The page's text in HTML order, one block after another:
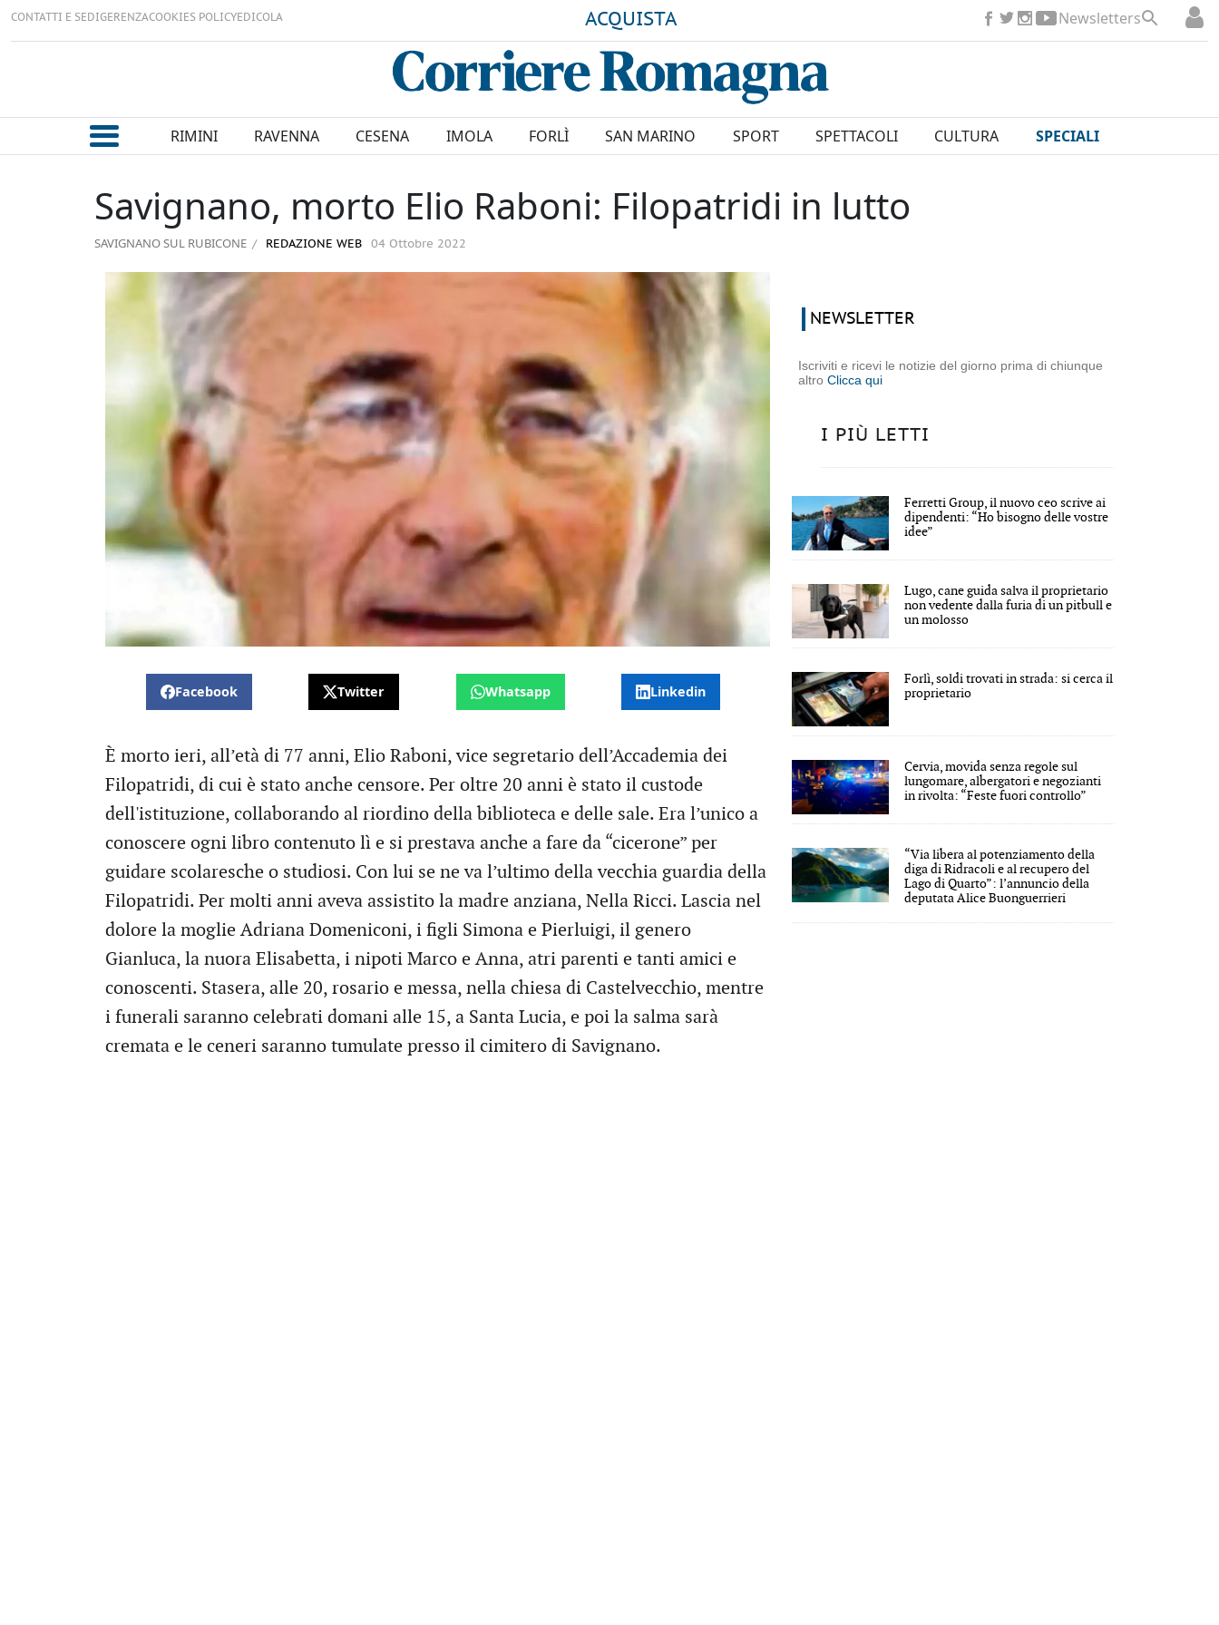
CONTATTI E SEDIGERENZACOOKIES POLICYEDICOLA ACQUISTA Newsletters
RIMINI RAVENNA CESENA IMOLA FORLÌ SAN MARINO SPORT SPETTACOLI CULTURA SPECIALI
Savignano, morto Elio Raboni: Filopatridi in lutto
SAVIGNANO SUL RUBICONE REDAZIONE WEB 04 Ottobre 2022
Facebook Twitter Whatsapp Linkedin
È morto ieri, all’età di 77 anni, Elio Raboni, vice segretario dell’Accademia dei
Filopatridi, di cui è stato anche censore. Per oltre 20 anni è stato il custode
dell'istituzione, collaborando al riordino della biblioteca e delle sale. Era l’unico a
conoscere ogni libro contenuto lì e si prestava anche a fare da “cicerone” per
guidare scolaresche o studiosi. Con lui se ne va l’ultimo della vecchia guardia della
Filopatridi. Per molti anni aveva assistito la madre anziana, Nella Ricci. Lascia nel
dolore la moglie Adriana Domeniconi, i figli Simona e Pierluigi, il genero
Gianluca, la nuora Elisabetta, i nipoti Marco e Anna, atri parenti e tanti amici e
conoscenti. Stasera, alle 20, rosario e messa, nella chiesa di Castelvecchio, mentre
i funerali saranno celebrati domani alle 15, a Santa Lucia, e poi la salma sarà
cremata e le ceneri saranno tumulate presso il cimitero di Savignano.
NEWSLETTER
Iscriviti e ricevi le notizie del giorno prima di chiunque
altroClicca qui
I PIÙ LETTI
Ferretti Group, il nuovo ceo scrive ai
dipendenti: “Ho bisogno delle vostre
idee”
Lugo, cane guida salva il proprietario
non vedente dalla furia di un pitbull e
un molosso
Forlì, soldi trovati in strada: si cerca il
proprietario
Cervia, movida senza regole sul
lungomare, albergatori e negozianti
in rivolta: “Feste fuori controllo”
“Via libera al potenziamento della
diga di Ridracoli e al recupero del
Lago di Quarto”: l’annuncio della
deputata Alice Buonguerrieri